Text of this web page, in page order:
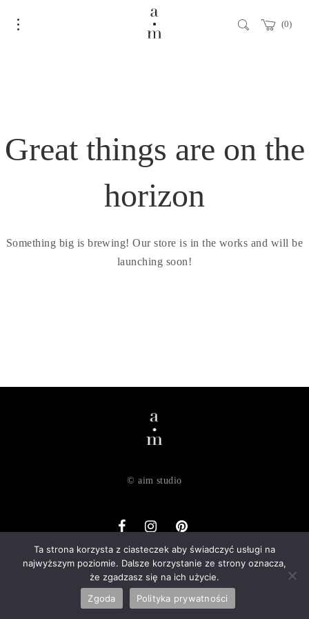
0
Great things are on the
horizon
Something big is brewing! Our store is in the works and will be
launching soon!
Ta strona korzysta z ciasteczek aby świadczyć usługi na
najwyższym poziomie. Dalsze korzystanie ze strony oznacza,
że zgadzasz się na ich użycie.
Zgoda
Polityka prywatności
© aim studio
o nas dostawa zwroty regulamin
polityka prywatności
kontakt